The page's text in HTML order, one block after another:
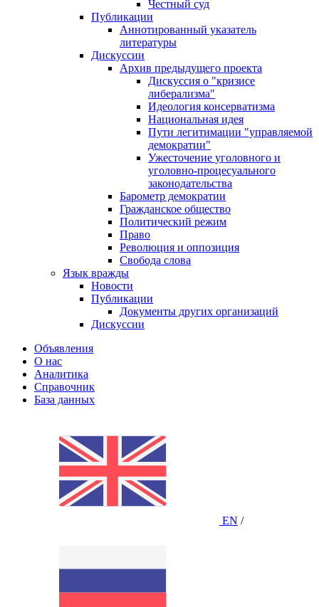
Честный суд
Публикации
Аннотированный указатель
литературы
Дискуссии
Архив предыдущего проекта
Дискуссия о "кризисе
либерализма"
Идеология консерватизма
Национальная идея
Пути легитимации "управляемой
демократии"
Ужесточение уголовного и
уголовно-процесуального
законодательства
Барометр демократии
Гражданское общество
Политический режим
Право
Революция и оппозиция
Свобода слова
Язык вражды
Новости
Публикации
Документы других организаций
Дискуссии
Объявления
О нас
Аналитика
Справочник
База данных
EN /